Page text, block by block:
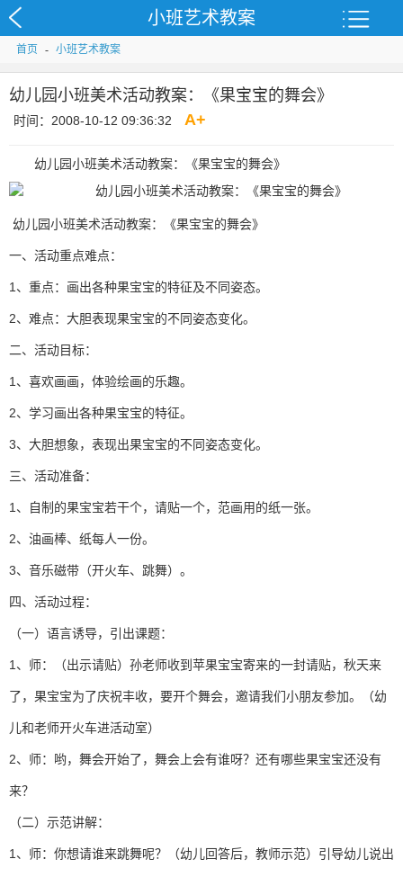
小班艺术教案
首页 - 小班艺术教案
幼儿园小班美术活动教案：《果宝宝的舞会》
时间：2008-10-12 09:36:32 A+
幼儿园小班美术活动教案：《果宝宝的舞会》
幼儿园小班美术活动教案：《果宝宝的舞会》
一、活动重点难点：
1、重点：画出各种果宝宝的特征及不同姿态。
2、难点：大胆表现果宝宝的不同姿态变化。
二、活动目标：
1、喜欢画画，体验绘画的乐趣。
2、学习画出各种果宝宝的特征。
3、大胆想象，表现出果宝宝的不同姿态变化。
三、活动准备：
1、自制的果宝宝若干个，请贴一个，范画用的纸一张。
2、油画棒、纸每人一份。
3、音乐磁带（开火车、跳舞）。
四、活动过程：
（一）语言诱导，引出课题：
1、师：（出示请贴）孙老师收到苹果宝宝寄来的一封请贴，秋天来
了，果宝宝为了庆祝丰收，要开个舞会，邀请我们小朋友参加。（幼
儿和老师开火车进活动室）
2、师：哟，舞会开始了，舞会上会有谁呀？还有哪些果宝宝还没有
来？
（二）示范讲解：
1、师：你想请谁来跳舞呢？（幼儿回答后，教师示范）引导幼儿说出